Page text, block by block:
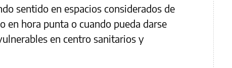
sentido en espacios considerados de
en hora punta o cuando pueda darse
en centro sanitarios y